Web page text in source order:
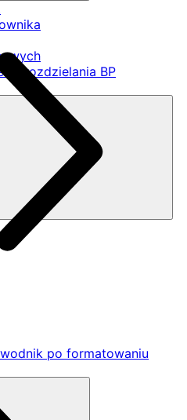
rozdzielania BP
po formatowaniu